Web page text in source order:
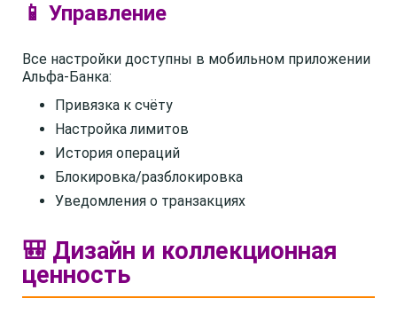
📱 Управление
Все настройки доступны в мобильном приложении
Альфа-Банка:
Привязка к счёту
Настройка лимитов
История операций
Блокировка/разблокировка
Уведомления о транзакциях
🎒 Дизайн и коллекционная
ценность